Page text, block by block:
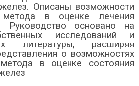
Описаны возможности
метода в оценке лечения
Руководство основано на
исследований и
литературы, расширяя
о возможностях
метода в оценке состояния